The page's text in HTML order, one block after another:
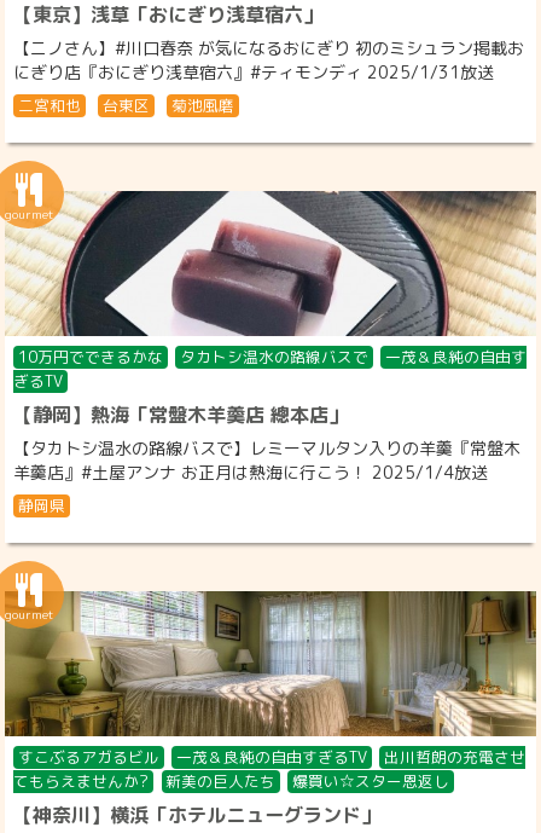
【東京】浅草「おにぎり浅草宿六」
【ニノさん】#川口春奈 が気になるおにぎり 初のミシュラン掲載お
にぎり店『おにぎり浅草宿六』#ティモンディ 2025/1/31放送
二宮和也 台東区 菊池風磨
10万円でできるかな タカトシ温水の路線バスで
一茂＆良純の自由す
ぎるTV
【静岡】熱海「常盤木羊羹店 總本店」
【タカトシ温水の路線バスで】レミーマルタン入りの羊羹『常盤木
羊羹店』#土屋アンナ お正月は熱海に行こう！ 2025/1/4放送
静岡県
すこぶるアガるビル 一茂＆良純の自由すぎるTV
出川哲朗の充電させ
てもらえませんか?
新美の巨人たち 爆買い☆スター恩返し
【神奈川】横浜「ホテルニューグランド」